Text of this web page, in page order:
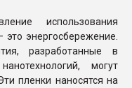
использования
энергосбережение.
разработанные в
могут
пленки наносятся на